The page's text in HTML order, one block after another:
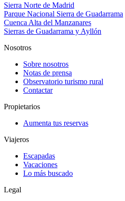
Sierra Norte de Madrid
Parque Nacional Sierra de Guadarrama
Cuenca Alta del Manzanares
Sierras de Guadarrama y Ayllón
Nosotros
Sobre nosotros
Notas de prensa
Observatorio turismo rural
Contactar
Propietarios
Aumenta tus reservas
Viajeros
Escapadas
Vacaciones
Lo más buscado
Legal